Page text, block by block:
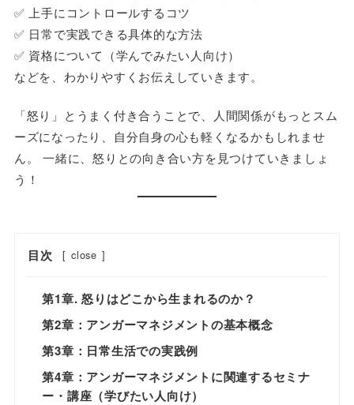
✅ 上手にコントロールするコツ
✅ 日常で実践できる具体的な方法
✅ 資格について（学んでみたい人向け）
などを、わかりやすくお伝えしていきます。
「怒り」とうまく付き合うことで、人間関係がもっとスム
ーズになったり、自分自身の心も軽くなるかもしれませ
ん。 一緒に、怒りとの向き合い方を見つけていきましょ
う！
目次 [ close ]
第1章. 怒りはどこから生まれるのか？
第2章：アンガーマネジメントの基本概念
第3章：日常生活での実践例
第4章：アンガーマネジメントに関連するセミナ
ー・講座（学びたい人向け）